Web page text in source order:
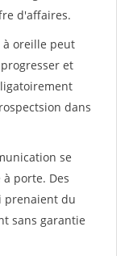
d'affaires.
à oreille peut
et
dans
se
porte. Des
prenaient du
sans garantie